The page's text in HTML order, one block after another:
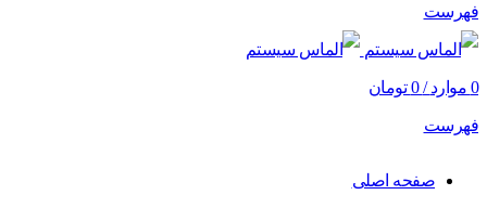
فهرست
0 موارد /
0 تومان
فهرست
صفحه اصلی